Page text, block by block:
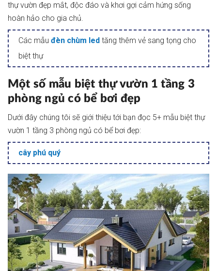
thự vườn đẹp mắt, độc đáo và khơi gợi cảm hứng sống
hoàn hảo cho gia chủ.
Các mẫu đèn chùm led tăng thêm vẻ sang tọng cho
biệt thự
Một số mẫu biệt thự vườn 1 tầng 3
phòng ngủ có bể bơi đẹp
Dưới đây chúng tôi sẽ giới thiệu tới bạn đọc 5+ mẫu biệt thự
vườn 1 tầng 3 phòng ngủ có bể bơi đẹp:
cây phú quý